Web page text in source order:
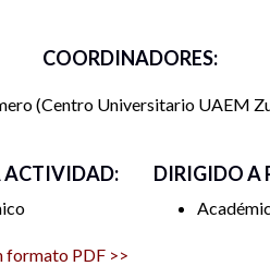
COORDINADORES:
Centro Universitario UAEM
ACTIVIDAD: DIRIGIDO A
formato PDF >>